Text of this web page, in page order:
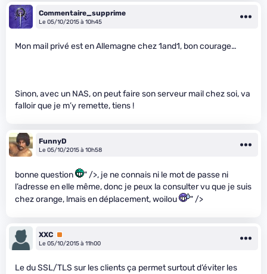
Commentaire_supprime
Le 05/10/2015 à 10h45
Mon mail privé est en Allemagne chez 1and1, bon courage…
Sinon, avec un NAS, on peut faire son serveur mail chez soi, va
falloir que je m’y remette, tiens !
FunnyD
Le 05/10/2015 à 10h58
bonne question
" />, je ne connais ni le mot de passe ni
l’adresse en elle même, donc je peux la consulter vu que je suis
chez orange, lmais en déplacement, woilou
" />
XXC Premium
Le 05/10/2015 à 11h00
Le du SSL/TLS sur les clients ça permet surtout d’éviter les